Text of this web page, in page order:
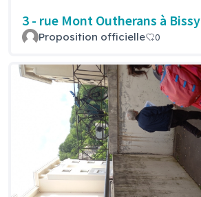
3 - rue Mont Outherans à Bissy
Proposition officielle 0